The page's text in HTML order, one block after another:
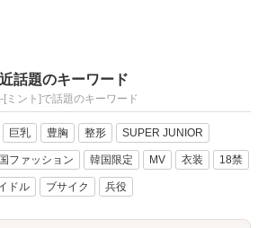
話題のキーワード
[ミント]で話題のキーワード
巨乳 豊胸 整形 SUPER JUNIOR
ファッション 韓国限定 MV 衣装 18禁
ドル ブサイク 兵役